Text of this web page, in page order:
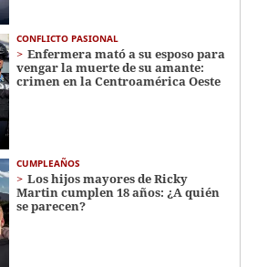
CONFLICTO PASIONAL
Enfermera mató a su esposo para
vengar la muerte de su amante:
crimen en la Centroamérica Oeste
CUMPLEAÑOS
Los hijos mayores de Ricky
Martin cumplen 18 años: ¿A quién
se parecen?